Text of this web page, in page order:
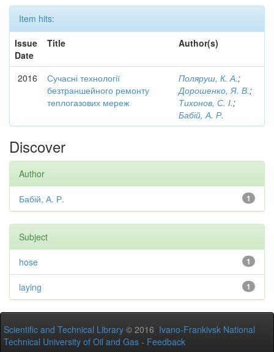
Item hits:
Issue
Date
Title Author(s)
2016
Сучасні технології
безтраншейного ремонту
теплогазових мереж
Поляруш, К. А.;
Дорошенко, Я. В.;
Тихонов, С. І.;
Бабій, А. Р.
Discover
Author
1
Бабій, А. Р.
Subject
1
hose
1
laying
Scientific and Technical Library © 2016 Ivano-Frankivsk National
Technical University of Oil and Gas - Feedback